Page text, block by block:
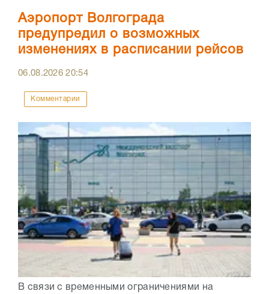
Аэропорт Волгограда
предупредил о возможных
изменениях в расписании рейсов
06.08.202620:54
Комментарии
В связи с временными ограничениями на